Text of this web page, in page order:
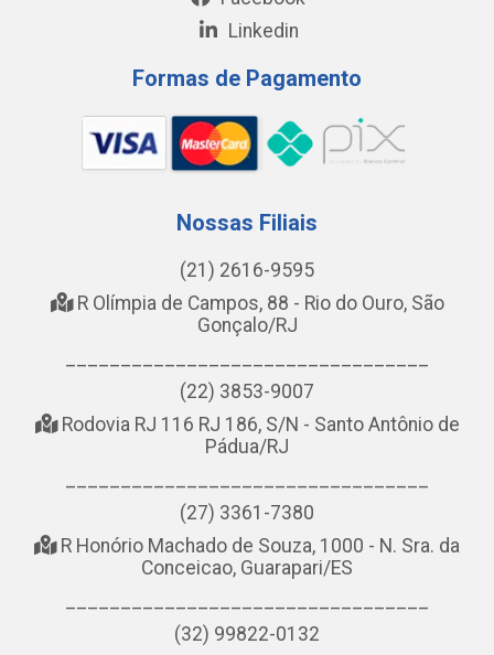
Linkedin
Formas de Pagamento
Nossas Filiais
(21) 2616-9595
R Olímpia de Campos, 88 - Rio do Ouro, São
Gonçalo/RJ
(22) 3853-9007
Rodovia RJ 116 RJ 186, S/N - Santo Antônio de
Pádua/RJ
(27) 3361-7380
R Honório Machado de Souza, 1000 - N. Sra. da
Conceicao, Guarapari/ES
(32) 99822-0132